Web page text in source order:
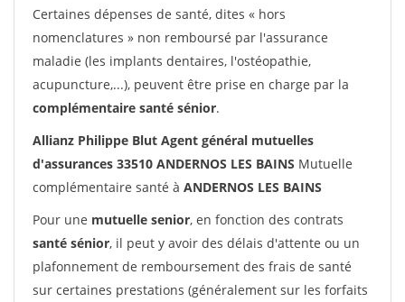
Certaines dépenses de santé, dites « hors
nomenclatures » non remboursé par l'assurance
maladie (les implants dentaires, l'ostéopathie,
acupuncture,...), peuvent être prise en charge par la
complémentaire santé sénior.
Allianz Philippe Blut Agent général mutuelles
d'assurances 33510 ANDERNOS LES BAINS Mutuelle
complémentaire santé à ANDERNOS LES BAINS
Pour une mutuelle senior, en fonction des contrats
santé sénior, il peut y avoir des délais d'attente ou un
plafonnement de remboursement des frais de santé
sur certaines prestations (généralement sur les forfaits